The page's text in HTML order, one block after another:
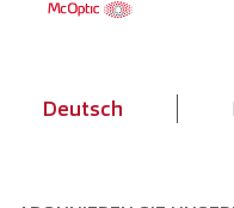
Deutsch